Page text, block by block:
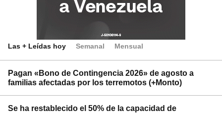
Las + Leídas hoy Semanal Mensual
Pagan «Bono de Contingencia 2026» de agosto a
familias afectadas por los terremotos (+Monto)
Se ha restablecido el 50% de la capacidad de